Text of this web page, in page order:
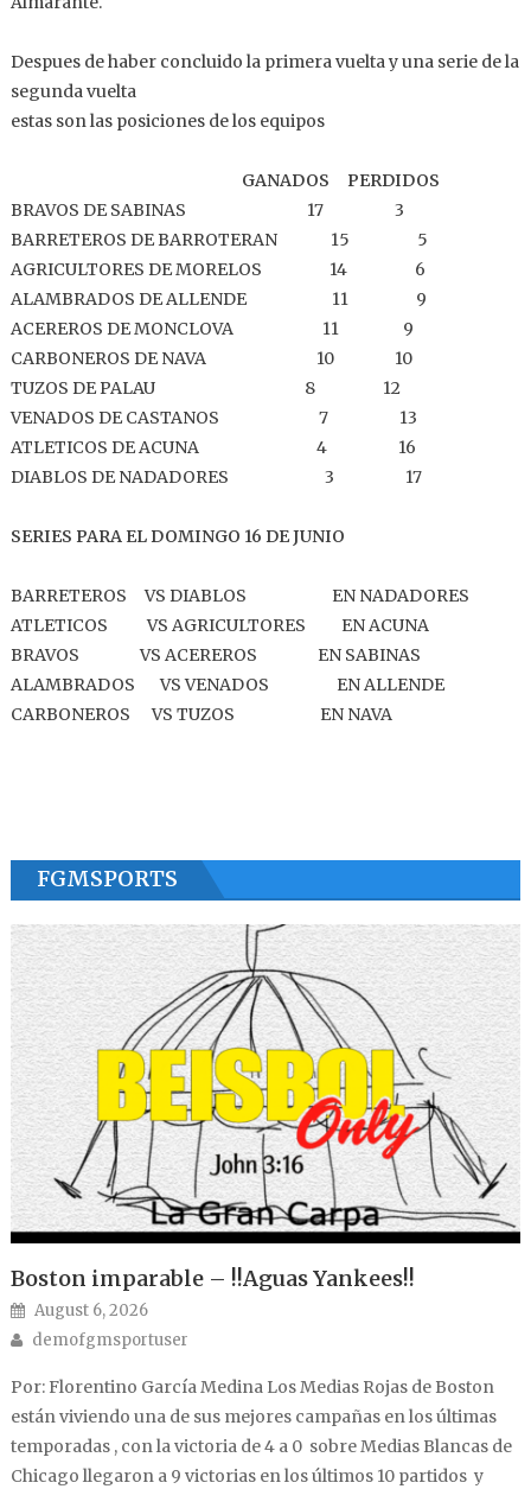
Despues de haber concluido la primera vuelta y una serie de la
segunda vuelta
estas son las posiciones de los equipos
GANADOS PERDIDOS
BRAVOS DE SABINAS 17 3
BARRETEROS DE BARROTERAN 15 5
AGRICULTORES DE MORELOS 14 6
ALAMBRADOS DE ALLENDE 11 9
ACEREROS DE MONCLOVA 11 9
CARBONEROS DE NAVA 10 10
TUZOS DE PALAU 8 12
VENADOS DE CASTANOS 7 13
ATLETICOS DE ACUNA 4 16
DIABLOS DE NADADORES 3 17
SERIES PARA EL DOMINGO 16 DE JUNIO
BARRETEROS VS DIABLOS EN NADADORES
ATLETICOS VS AGRICULTORES EN ACUNA
BRAVOS VS ACEREROS EN SABINAS
ALAMBRADOS VS VENADOS EN ALLENDE
CARBONEROS VS TUZOS EN NAVA
FGMSPORTS
Boston imparable – !!Aguas Yankees!!
Posted on
August 6, 2026
Author
demofgmsportuser
Por: Florentino García Medina Los Medias Rojas de Boston
están viviendo una de sus mejores campañas en los últimas
temporadas , con la victoria de 4 a 0 sobre Medias Blancas de
Chicago llegaron a 9 victorias en los últimos 10 partidos y